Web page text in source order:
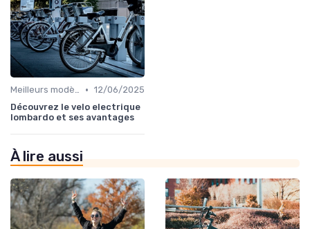
Meilleurs modèles et marques • 12/06/2025
Découvrez le velo electrique
lombardo et ses avantages
À lire aussi